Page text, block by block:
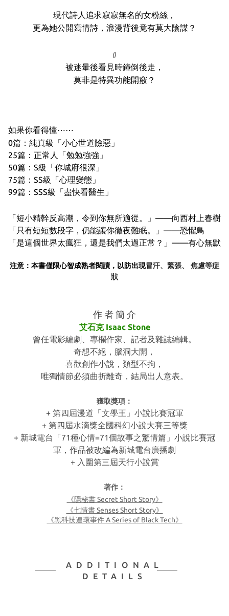
現代詩人追求寂寂無名的女粉絲，
更為她公開寫情詩，浪漫背後竟有莫大陰謀？
#
被迷暈後看見時鐘倒後走，
莫非是特異功能開竅？
如果你看得懂⋯⋯
0篇：純真級「小心世道險惡」
25篇：正常人「勉勉強強」
50篇：S級「你城府很深」
75篇：SS級「心理變態」
99篇：SSS級「盡快看醫生」
「短小精幹反高潮，令到你無所適從。」——向西村上春樹
「只有短短數段字，仍能讓你徹夜難眠。」——恐懼鳥
「是這個世界太瘋狂，還是我們太過正常？」——有心無默
注意：本書僅限心智成熟者閱讀，以防出現冒汗、緊張、 焦慮等症
狀
作 者 簡 介
艾石克 Isaac Stone
曾任電影編劇、專欄作家、記者及雜誌編輯。
奇想不絕，腦洞大開，
喜歡創作小說，類型不拘，
唯獨情節必須曲折離奇，結局出人意表。
獲取獎項：
+ 第四屆漫道「文學王」小說比賽冠軍
+ 第四屆水滴獎全國科幻小說大賽三等獎
+ 新城電台「71種心情=71個故事之驚情篇」小說比賽冠
軍，作品被改編為新城電台廣播劇
+ 入圍第三屆天行小說賞
著作：
《隱秘書 Secret Short Story》
《七情書 Senses Short Story》
《黑科技連環事件 A Series of Black Tech》
ADDITIONAL
DETAILS